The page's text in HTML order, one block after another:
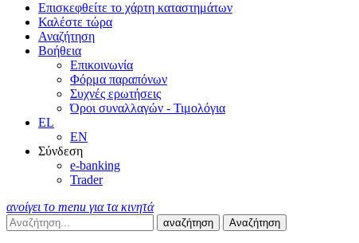
Επισκεφθείτε το χάρτη καταστημάτων
Καλέστε τώρα
Αναζήτηση
Βοήθεια
Επικοινωνία
Φόρμα παραπόνων
Συχνές ερωτήσεις
Όροι συναλλαγών - Τιμολόγια
EL
EN
Σύνδεση
e-banking
Trader
ανοίγει το menu για τα κινητά
αναζήτηση Αναζήτηση